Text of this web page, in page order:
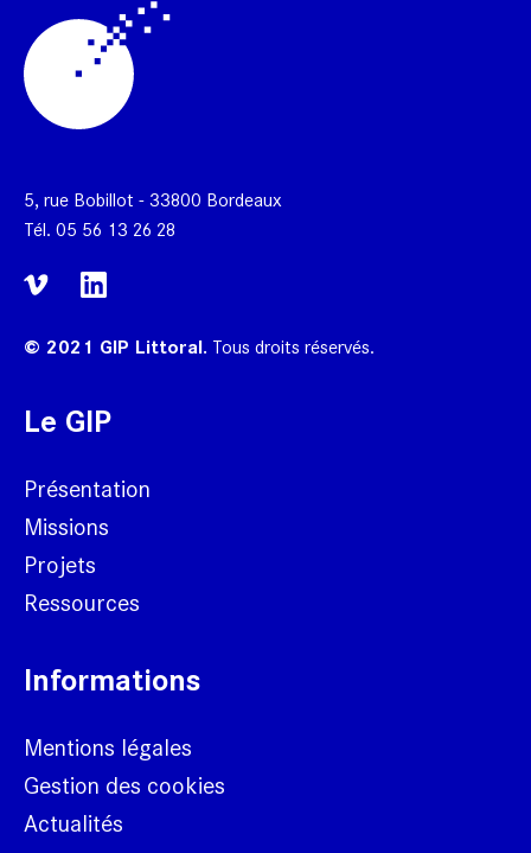
5, rue Bobillot - 33800 Bordeaux
Tél. 05 56 13 26 28
© 2021 GIP Littoral. Tous droits réservés.
Le GIP
Présentation
Missions
Projets
Ressources
Informations
Mentions légales
Gestion des cookies
Actualités